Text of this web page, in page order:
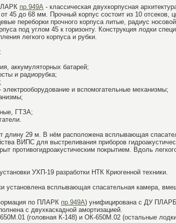
пр.949А - классическая двухкорпусная
45 до 68 мм. Прочный корпус состоит из 10 отсеков,
переборки прочного корпуса литые, радиус
под углом 45 к горизонту. Конструкция лодки
легкого корпуса и рубки.
аккумуляторных батарей;
и радиорубка;
и вспомогательные механизмы;
ГТЗА;
длину 29 м. В нём расположена всплывающая
ВИПС для выстреливания приборов
противогидроакустическим покрытием. Вдоль
УХП-19 разработки НТК Криогенной техники.
установлена всплывающая спасательная камера,
по ПЛАРК пр.949А) унифицирована с ДУ ПЛАРБ
с двухкаскадной амортизацией.
(головная К-148) и ОК-650М.02 (остальные